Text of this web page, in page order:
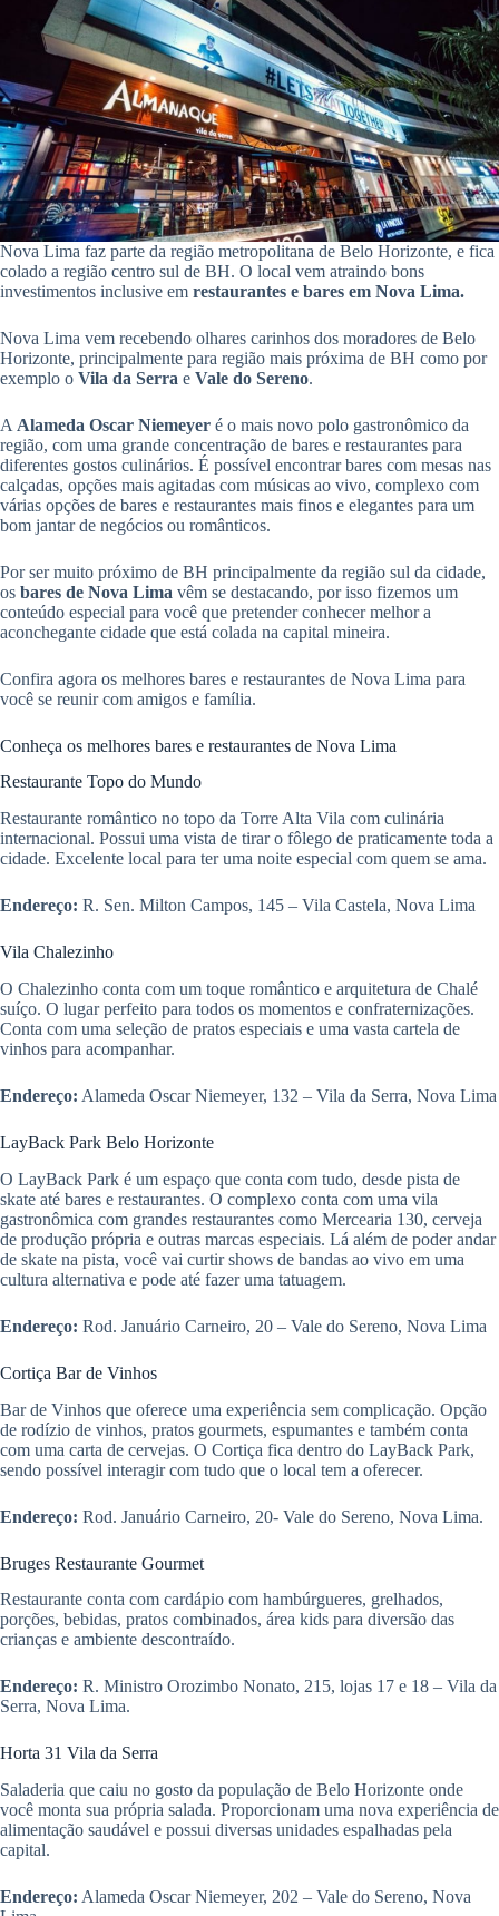
Nova Lima faz parte da região metropolitana de Belo Horizonte, e fica
colado a região centro sul de BH. O local vem atraindo bons
investimentos inclusive em restaurantes e bares em Nova Lima.
Nova Lima vem recebendo olhares carinhos dos moradores de Belo
Horizonte, principalmente para região mais próxima de BH como por
exemplo o Vila da Serra e Vale do Sereno.
A Alameda Oscar Niemeyer é o mais novo polo gastronômico da
região, com uma grande concentração de bares e restaurantes para
diferentes gostos culinários. É possível encontrar bares com mesas nas
calçadas, opções mais agitadas com músicas ao vivo, complexo com
várias opções de bares e restaurantes mais finos e elegantes para um
bom jantar de negócios ou românticos.
Por ser muito próximo de BH principalmente da região sul da cidade,
os bares de Nova Lima vêm se destacando, por isso fizemos um
conteúdo especial para você que pretender conhecer melhor a
aconchegante cidade que está colada na capital mineira.
Confira agora os melhores bares e restaurantes de Nova Lima para
você se reunir com amigos e família.
Conheça os melhores bares e restaurantes de Nova Lima
Restaurante Topo do Mundo
Restaurante romântico no topo da Torre Alta Vila com culinária
internacional. Possui uma vista de tirar o fôlego de praticamente toda a
cidade. Excelente local para ter uma noite especial com quem se ama.
Endereço: R. Sen. Milton Campos, 145 – Vila Castela, Nova Lima
Vila Chalezinho
O Chalezinho conta com um toque romântico e arquitetura de Chalé
suíço. O lugar perfeito para todos os momentos e confraternizações.
Conta com uma seleção de pratos especiais e uma vasta cartela de
vinhos para acompanhar.
Endereço: Alameda Oscar Niemeyer, 132 – Vila da Serra, Nova Lima
LayBack Park Belo Horizonte
O LayBack Park é um espaço que conta com tudo, desde pista de
skate até bares e restaurantes. O complexo conta com uma vila
gastronômica com grandes restaurantes como Mercearia 130, cerveja
de produção própria e outras marcas especiais. Lá além de poder andar
de skate na pista, você vai curtir shows de bandas ao vivo em uma
cultura alternativa e pode até fazer uma tatuagem.
Endereço: Rod. Januário Carneiro, 20 – Vale do Sereno, Nova Lima
Cortiça Bar de Vinhos
Bar de Vinhos que oferece uma experiência sem complicação. Opção
de rodízio de vinhos, pratos gourmets, espumantes e também conta
com uma carta de cervejas. O Cortiça fica dentro do LayBack Park,
sendo possível interagir com tudo que o local tem a oferecer.
Endereço: Rod. Januário Carneiro, 20- Vale do Sereno, Nova Lima.
Bruges Restaurante Gourmet
Restaurante conta com cardápio com hambúrgueres, grelhados,
porções, bebidas, pratos combinados, área kids para diversão das
crianças e ambiente descontraído.
Endereço: R. Ministro Orozimbo Nonato, 215, lojas 17 e 18 – Vila da
Serra, Nova Lima.
Horta 31 Vila da Serra
Saladeria que caiu no gosto da população de Belo Horizonte onde
você monta sua própria salada. Proporcionam uma nova experiência de
alimentação saudável e possui diversas unidades espalhadas pela
capital.
Endereço: Alameda Oscar Niemeyer, 202 – Vale do Sereno, Nova